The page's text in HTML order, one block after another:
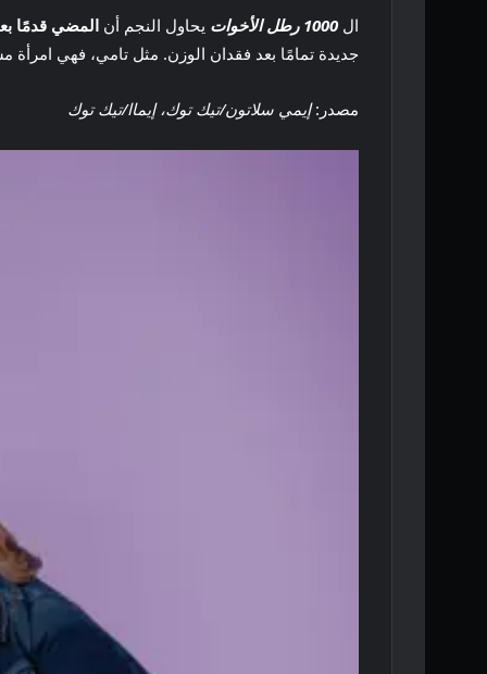
ال 1000 رطل الأخوات يحاول النجم أن المضي قدمًا
جديدة تمامًا بعد فقدان الوزن. مثل تامي، فهي امرأة
مصدر:إيمي سلاتون/تيك توك، إيماا/تيك توك